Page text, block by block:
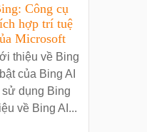
Công cụ
hợp trí tuệ
Microsoft
thiệu về Bing
của Bing AI
dụng Bing
về Bing AI...